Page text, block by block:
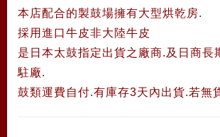
本店配合的製鼓場擁有大型烘乾房.
採用進口牛皮非大陸牛皮
是日本太鼓指定出貨之廠商.及日商長
駐廠.
鼓類運費自付.有庫存3天內出貨.若無